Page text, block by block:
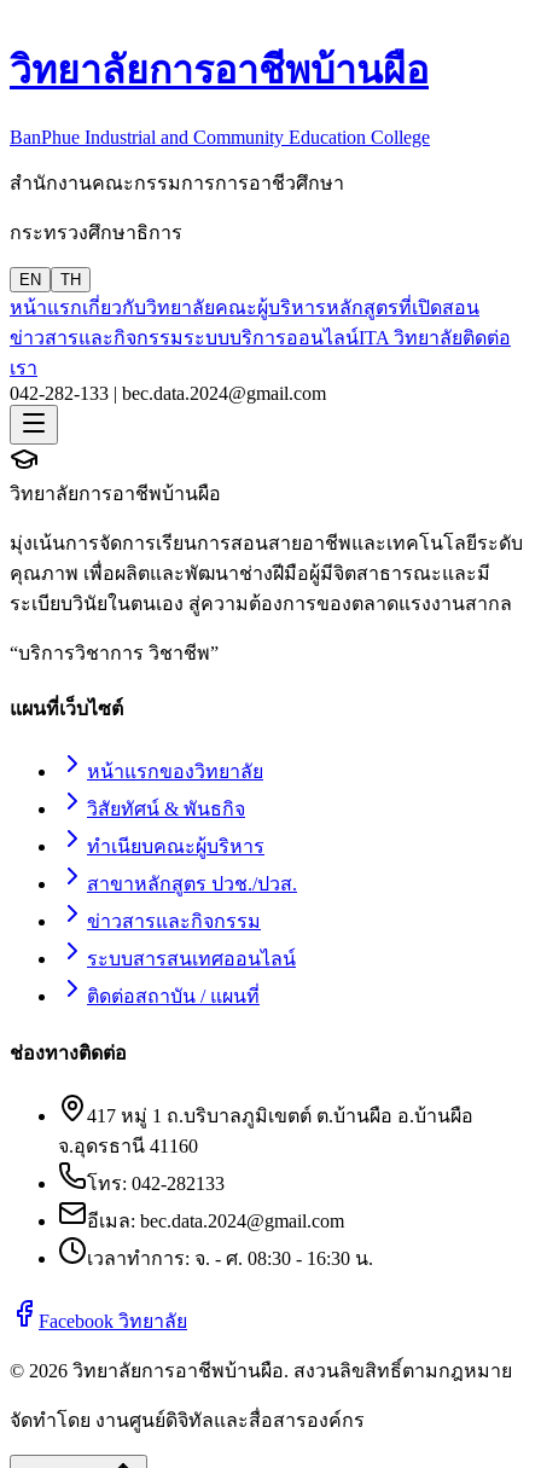
วิทยาลัยการอาชีพบ้านผือ
BanPhue Industrial and Community Education College
สำนักงานคณะกรรมการการอาชีวศึกษา
กระทรวงศึกษาธิการ
EN TH
หน้าแรกเกี่ยวกับวิทยาลัยคณะผู้บริหารหลักสูตรที่เปิดสอน
ข่าวสารและกิจกรรมระบบบริการออนไลน์ITA วิทยาลัยติดต่อ
เรา
042-282-133 | bec.data.2024@gmail.com
วิทยาลัยการอาชีพบ้านผือ
มุ่งเน้นการจัดการเรียนการสอนสายอาชีพและเทคโนโลยีระดับ
คุณภาพ เพื่อผลิตและพัฒนาช่างฝีมือผู้มีจิตสาธารณะและมี
ระเบียบวินัยในตนเอง สู่ความต้องการของตลาดแรงงานสากล
“บริการวิชาการ วิชาชีพ”
แผนที่เว็บไซต์
หน้าแรกของวิทยาลัย
วิสัยทัศน์ & พันธกิจ
ทำเนียบคณะผู้บริหาร
สาขาหลักสูตร ปวช./ปวส.
ข่าวสารและกิจกรรม
ระบบสารสนเทศออนไลน์
ติดต่อสถาบัน / แผนที่
ช่องทางติดต่อ
417 หมู่ 1 ถ.บริบาลภูมิเขตต์ ต.บ้านผือ อ.บ้านผือ
จ.อุดรธานี 41160
โทร: 042-282133
อีเมล: bec.data.2024@gmail.com
เวลาทำการ: จ. - ศ. 08:30 - 16:30 น.
Facebook วิทยาลัย
© 2026 วิทยาลัยการอาชีพบ้านผือ. สงวนลิขสิทธิ์ตามกฎหมาย
จัดทำโดย งานศูนย์ดิจิทัลและสื่อสารองค์กร